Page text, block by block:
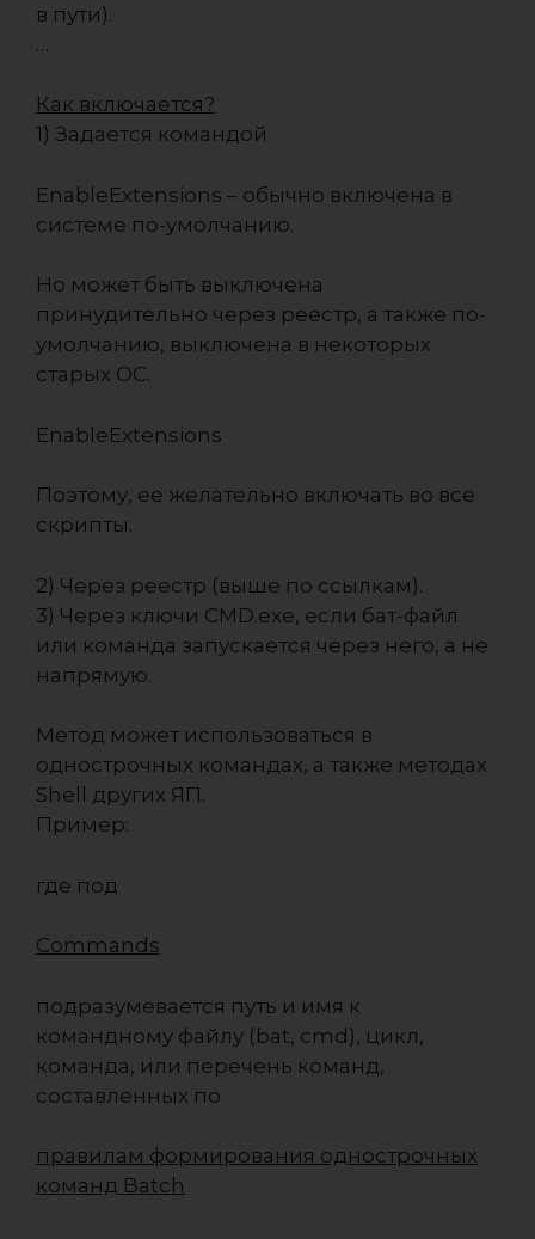
в пути).
…
Как включается?
1) Задается командой
EnableExtensions – обычно включена в
системе по-умолчанию.
Но может быть выключена
принудительно через реестр, а также по-
умолчанию, выключена в некоторых
старых ОС.
EnableExtensions
Поэтому, ее желательно включать во все
скрипты.
2) Через реестр (выше по ссылкам).
3) Через ключи CMD.exe, если бат-файл
или команда запускается через него, а не
напрямую.
Метод может использоваться в
однострочных командах, а также методах
Shell других ЯП.
Пример:
где под
Commands
подразумевается путь и имя к
командному файлу (bat, cmd), цикл,
команда, или перечень команд,
составленных по
правилам формирования однострочных
команд Batch